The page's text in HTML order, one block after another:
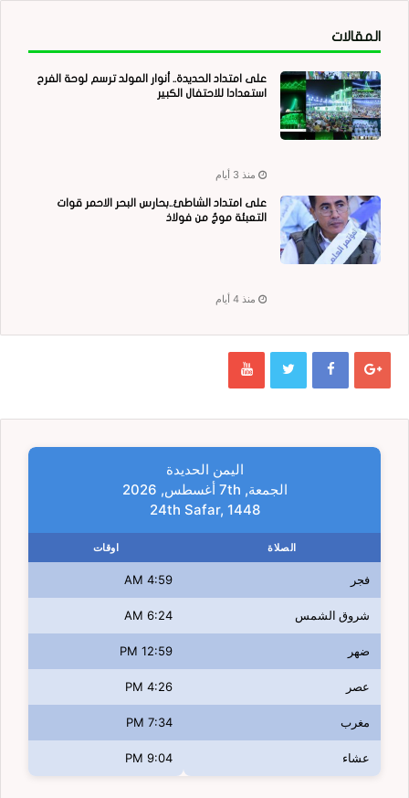
المقالات
على امتداد الحديدة.. أنوار المولد ترسم لوحة الفرح
استعدادا للاحتفال الكبير
منذ 3 أيام
على امتداد الشاطئ..بحارس البحر الاحمر قوات
التعبئة موجٌ من فولاذ
منذ 4 أيام
اليمن الحديدة
الجمعة, 7th أغسطس, 2026
24th Safar, 1448
الصلاة اوقات
فجر 4:59 AM
شروق الشمس 6:24 AM
ضهر 12:59 PM
عصر 4:26 PM
مغرب 7:34 PM
عشاء 9:04 PM